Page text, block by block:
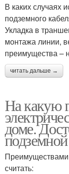
В каких случаях
подземного
Укладка в
монтажа линии,
преимущества –
читать дальше →
На какую
доме.
Преимуществами
считать: